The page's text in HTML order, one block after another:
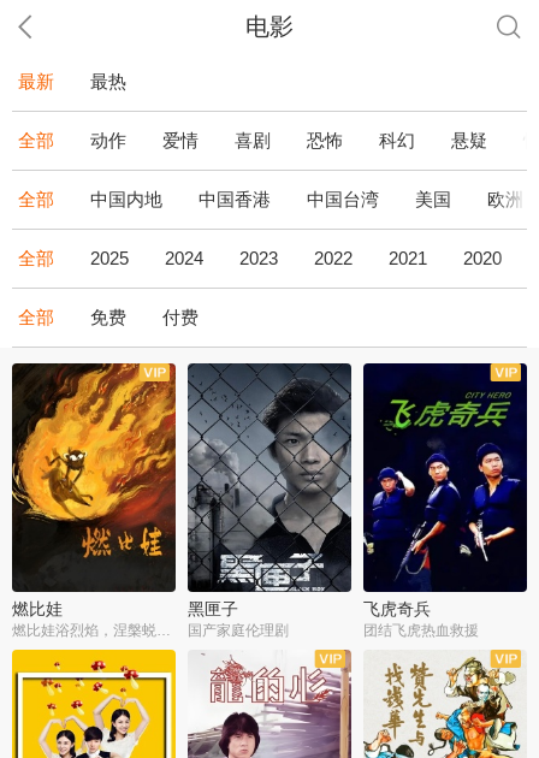
电影
最新 最热
全部 动作 爱情 喜剧 恐怖 科幻 悬疑
全部 中国内地 中国香港 中国台湾 美国 欧洲
全部 2025 2024 2023 2022 2021 2020
全部 免费 付费
燃比娃
燃比娃浴烈焰，涅槃蜕变成人
黑匣子
国产家庭伦理剧
飞虎奇兵
团结飞虎热血救援